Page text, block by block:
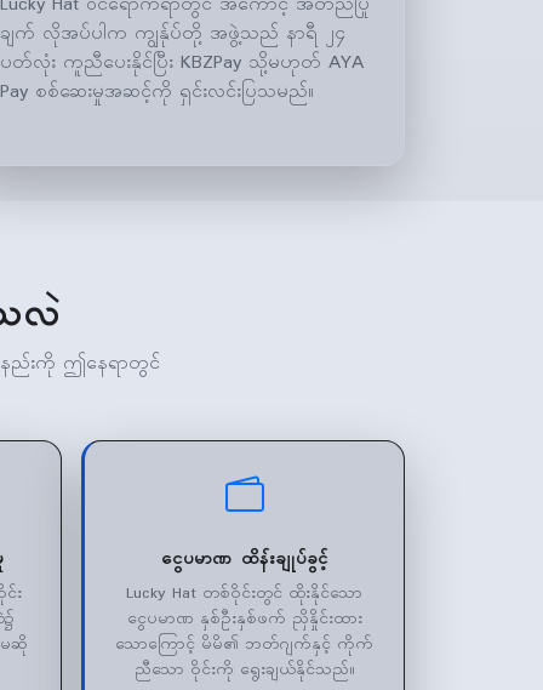
ချက် လိုအပ်ပါက ကျွန်ုပ်တို့ အဖွဲ့သည် နာရီ ၂၄
ပတ်လုံး ကူညီပေးနိုင်ပြီး KBZPay သို့မဟုတ် AYA
Pay စစ်ဆေးမှုအဆင့်ကို ရှင်းလင်းပြသမည်။
လဲ
ာနည်းကို ဤနေရာတွင်
း
မဆို
ငွေပမာဏ ထိန်းချုပ်ခွင့်
Lucky Hat တစ်ဝိုင်းတွင် ထိုးနိုင်သော
ငွေပမာဏ နှစ်ဦးနှစ်ဖက် ညှိနှိုင်းထား
သောကြောင့် မိမိ၏ ဘတ်ဂျက်နှင့် ကိုက်
ညီသော ဝိုင်းကို ရွေးချယ်နိုင်သည်။